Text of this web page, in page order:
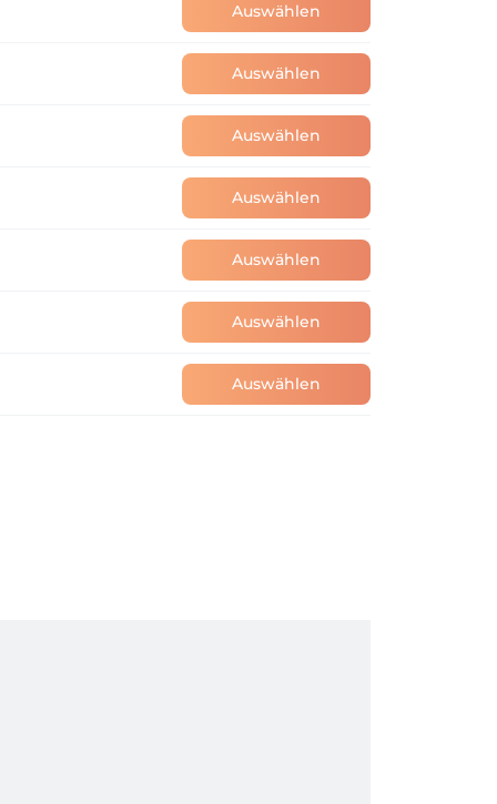
Auswählen
Auswählen
Auswählen
Auswählen
Auswählen
Auswählen
Auswählen